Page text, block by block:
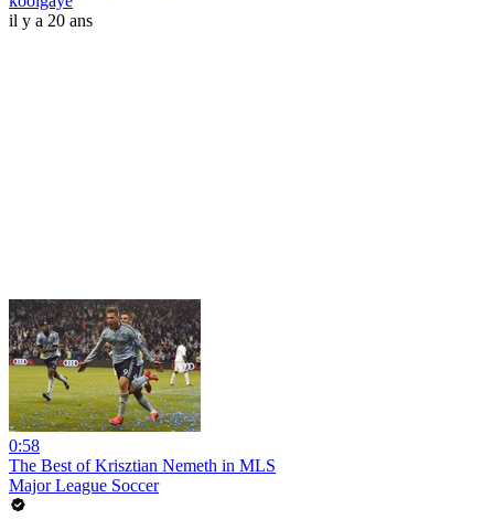
il y a 20 ans
0:58
The Best of Krisztian Nemeth in MLS
Major League Soccer